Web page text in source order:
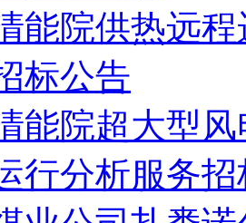
能院供热远
标公告
能院超大型
行分析服务